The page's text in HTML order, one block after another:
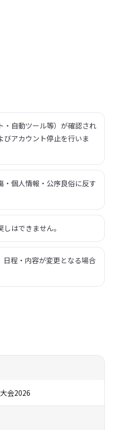
・自動ツール等）が確認され
びアカウント停止を行いま
・個人情報・公序良俗に反す
はできません。
日程・内容が変更となる場合
会2026